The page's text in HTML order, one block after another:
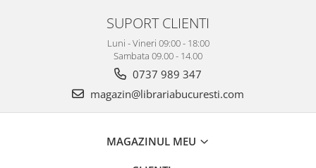
SUPORT CLIENTI
Luni - Vineri 09:00 - 18:00
Sambata 09.00 - 14.00
0737 989 347
magazin@librariabucuresti.com
MAGAZINUL MEU